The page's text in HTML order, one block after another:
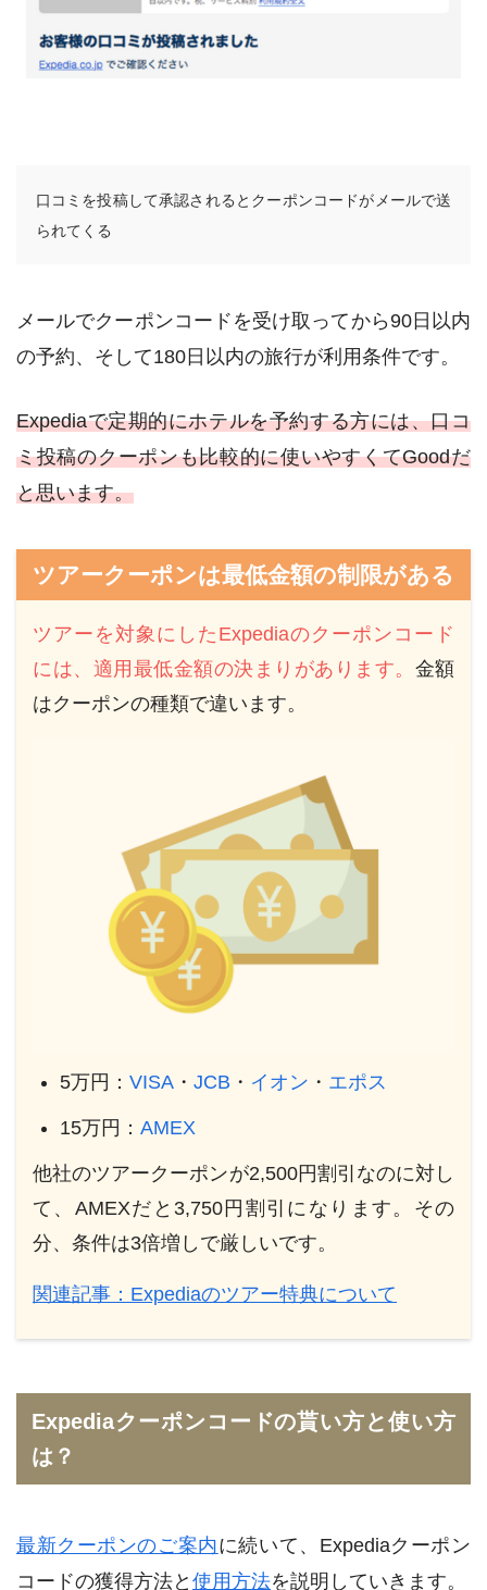
口コミを投稿して承認されるとクーポンコードがメールで送
られてくる
メールでクーポンコードを受け取ってから90日以内
の予約、そして180日以内の旅行が利用条件です。
Expediaで定期的にホテルを予約する方には、口コ
ミ投稿のクーポンも比較的に使いやすくてGoodだ
と思います。
ツアークーポンは最低金額の制限がある
ツアーを対象にしたExpediaのクーポンコード
には、適用最低金額の決まりがあります。 金額
はクーポンの種類で違います。
5万円： VISA・ JCB ・ イオン ・ エポス
15万円： AMEX
他社のツアークーポンが2,500円割引なのに対し
て、AMEXだと3,750円割引になります。その
分、条件は3倍増しで厳しいです。
関連記事：Expediaのツアー特典について
Expediaクーポンコードの貰い方と使い方
は？
最新クーポンのご案内に続いて、Expediaクーポン
コードの獲得方法と 使用方法を説明していきます。